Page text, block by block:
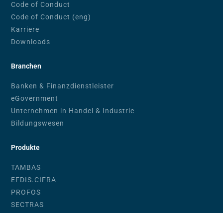
Code of Conduct
Code of Conduct (eng)
Karriere
Downloads
Branchen
Banken & Finanzdienstleister
eGovernment
Unternehmen in Handel & Industrie
Bildungswesen
Produkte
TAMBAS
EFDIS.CIFRA
PROFOS
SECTRAS